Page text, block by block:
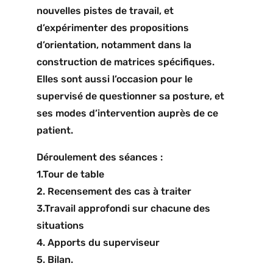
nouvelles pistes de travail, et
d’expérimenter des propositions
d’orientation, notamment dans la
construction de matrices spécifiques.
Elles sont aussi l’occasion pour le
supervisé de questionner sa posture, et
ses modes d’intervention auprès de ce
patient.
Déroulement des séances :
1.Tour de table
2. Recensement des cas à traiter
3.Travail approfondi sur chacune des
situations
4. Apports du superviseur
5. Bilan.